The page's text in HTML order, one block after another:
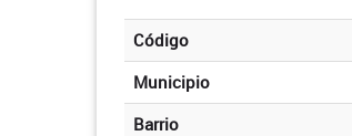
Código
Municipio
Barrio